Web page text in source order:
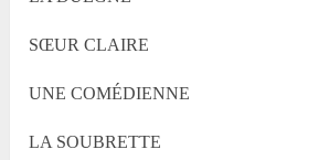
SŒUR CLAIRE
UNE COMÉDIENNE
LA SOUBRETTE